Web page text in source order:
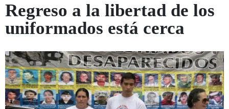
Regreso a la libertad de los
uniformados está cerca